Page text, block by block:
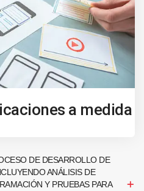
a medida
DE DESARROLLO DE
ANÁLISIS DE
Y PRUEBAS PARA